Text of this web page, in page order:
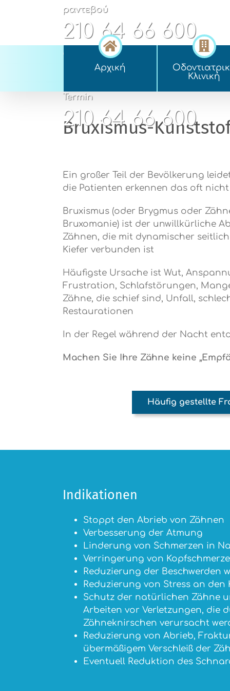
ραντεβού
210 64 66 600
appointment
210 64 66 600
Termin
210 64 66 600
Αρχική
Kλινική
Bruxismus-
Ein großer Teil der Bevölkerung
die Patienten erkennen das oft nicht
Bruxismus (oder Brygmus oder
Bruxomanie) ist der unwillkürliche
Zähnen, die mit dynamischer
Kiefer verbunden ist
Häufigste Ursache ist Wut,
Frustration, Schlafstörungen,
Zähne, die schief sind, Unfall,
Restaurationen
In der Regel während der Nacht
Machen Sie Ihre Zähne keine
Häufig gestellte
Indikationen
Stoppt den Abrieb von Zähnen
Verbesserung der Atmung
Linderung von Schmerzen in
Verringerung von
Reduzierung der Beschwerden
Reduzierung von Stress an den
Schutz der natürlichen Zähne
Arbeiten vor Verletzungen, die
Zähneknirschen verursacht
Reduzierung von Abrieb,
übermäßigem Verschleiß der
Eventuell Reduktion des